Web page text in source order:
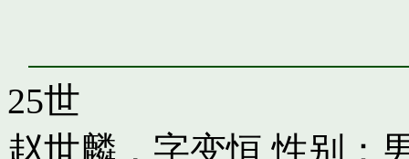
25世
赵世麟，字变恒 性别：